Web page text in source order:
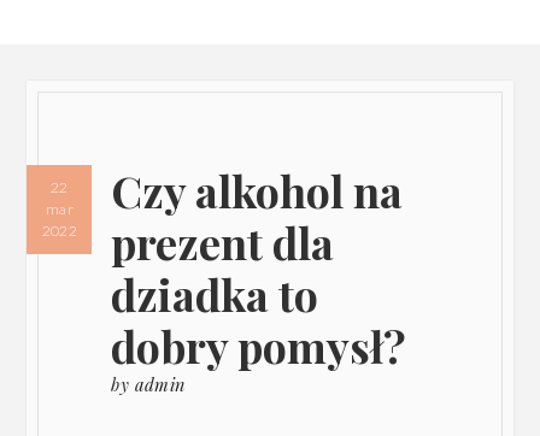
Czy alkohol na
prezent dla
dziadka to
dobry pomysł?
22
mar
2022
by admin